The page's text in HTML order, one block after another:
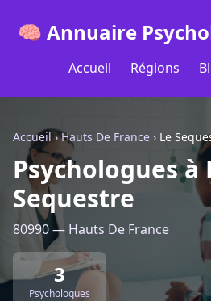
🧠 Annuaire
Accueil Régions
Accueil ›Hauts De France › Le
Psychologues à
Sequestre
80990 — Hauts De France
3
Psychologues